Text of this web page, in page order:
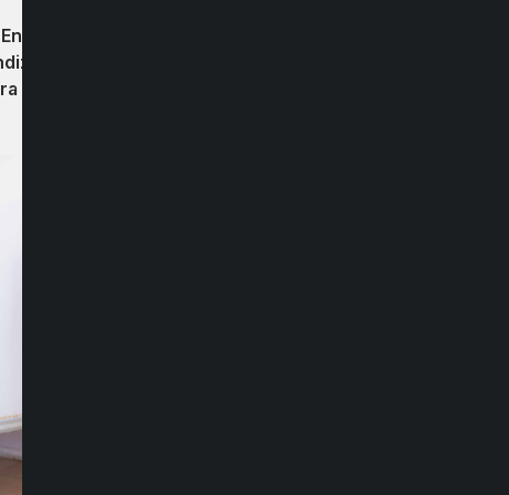
risas y canciones, 10 niños y niñas
no existen fronteras.
seguir perfeccionándose. ¡Un orgullo y